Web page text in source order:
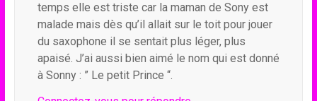
temps elle est triste car la maman de Sony est
malade mais dès qu’il allait sur le toit pour jouer
du saxophone il se sentait plus léger, plus
apaisé. J’ai aussi bien aimé le nom qui est donné
à Sonny : ” Le petit Prince “.